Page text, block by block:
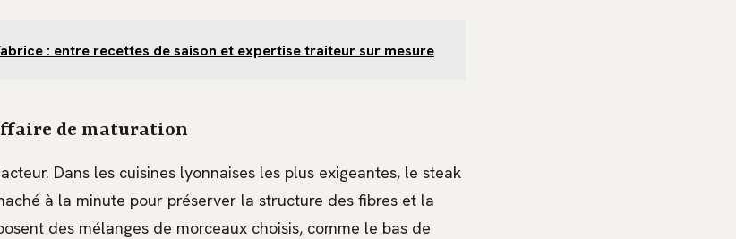
: entre recettes de saison et expertise traiteur sur mesure
de maturation
Dans les cuisines lyonnaises les plus exigeantes, le steak
à la minute pour préserver la structure des fibres et la
des mélanges de morceaux choisis, comme le bas de